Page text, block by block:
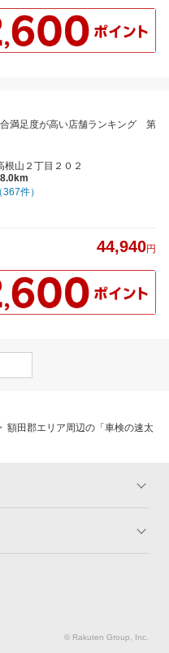
満足度が高い店舗ランキング 第
根山２丁目２０２
（367件）
44,940円
額田郡エリア周辺の「車検の速太
ャンペーン一覧
車購入
© Rakuten Group, Inc.